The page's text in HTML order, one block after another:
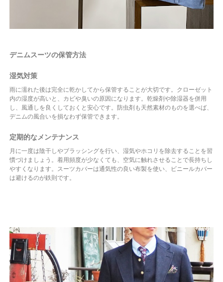
デニムスーツの保管方法
湿気対策
雨に濡れた後は完全に乾かしてから保管することが大切です。クローゼット
内の湿度が高いと、カビや臭いの原因になります。乾燥剤や除湿器を併用
し、風通しを良くしておくと安心です。防虫剤も天然素材のものを選べば、
デニムの風合いを損なわず保管できます。
定期的なメンテナンス
月に一度は陰干しやブラッシングを行い、湿気やホコリを除去することを習
慣づけましょう。着用頻度が少なくても、空気に触れさせることで長持ちし
やすくなります。スーツカバーは通気性の良い布製を使い、ビニールカバー
は避けるのが鉄則です。